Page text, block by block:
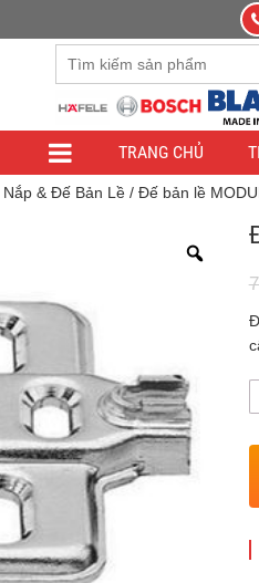
TRANG CHỦ
Nắp & Đế Bản Lề / Đế bản lề
Đây là cửa hàng demo